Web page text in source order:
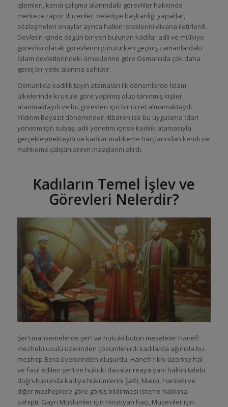
işlemleri, kendi çalışma alanındaki görevliler hakkında
merkeze rapor düzenler, belediye başkanlığı yaparlar,
sözleşmeleri onaylar ayrıca halkın isteklerini divana iletirlerdi.
Devletin içinde özgün bir yeri bulunan kadılar adli ve mülkiye
görevlisi olarak görevlerini yürütürken geçmiş zamanlardaki
İslam devletlerindeki örneklerine göre Osmanlıda çok daha
geniş bir yetki alanına sahiptir.
Osmanlıda kadılık tayin atamaları ilk dönemlerde İslam
ülkelerinde ki usule göre yapılmış olup tanınmış kişiler
atanmaktaydı ve bu görevleri için bir ücret almamaktaydı.
Yıldırım Beyazıt döneminden itibaren ise bu uygulama İdari
yönetim için subaşı adli yönetim içinse kadılık atamasıyla
gerçekleşmekteydi ve kadılar mahkeme harçlarından kendi ve
mahkeme çalışanlarının maaşlarını alırdı.
Kadıların Temel İşlev ve
Görevleri Nelerdir?
Şer’i mahkemelerde şer’i ve hukuki bütün meseleler Hanefi
mezhebi usulü üzerinden çözümlenirdi kadılarda ağırlıkla bu
mezhep Bera üyelerinden oluşurdu. Hanefi fıkhı üzerine hal
ve fasıl edilen şer’i ve hukuki davalar reaya yani halkın talebi
doğrultusunda kadıya hükümlerini Şafii, Maliki, Hanbeli ve
diğer mezheplere göre görüş bildirmesi isteme hakkına
sahipti. Gayri Müslümler için Hıristiyan haçı, Museviler için